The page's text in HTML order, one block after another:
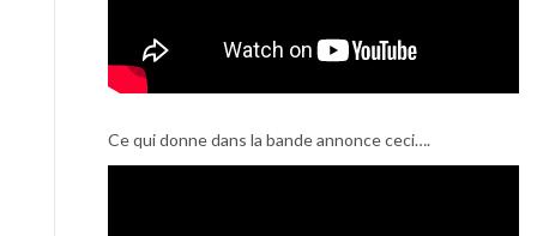
Ce qui donne dans la bande annonce ceci….